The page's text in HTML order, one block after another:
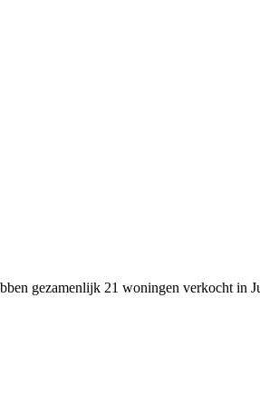
gezamenlijk 21 woningen verkocht in